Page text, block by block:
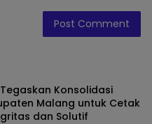
Konsolidasi
Malang untuk Cetak
dan Solutif